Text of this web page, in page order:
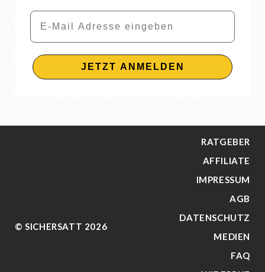
Email
JETZT ANMELDEN
© SICHERSATT 2026
RATGEBER
AFFILIATE
IMPRESSUM
AGB
DATENSCHUTZ
MEDIEN
FAQ